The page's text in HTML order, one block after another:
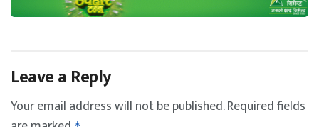
Leave a Reply
Your email address will not be published.Required fields